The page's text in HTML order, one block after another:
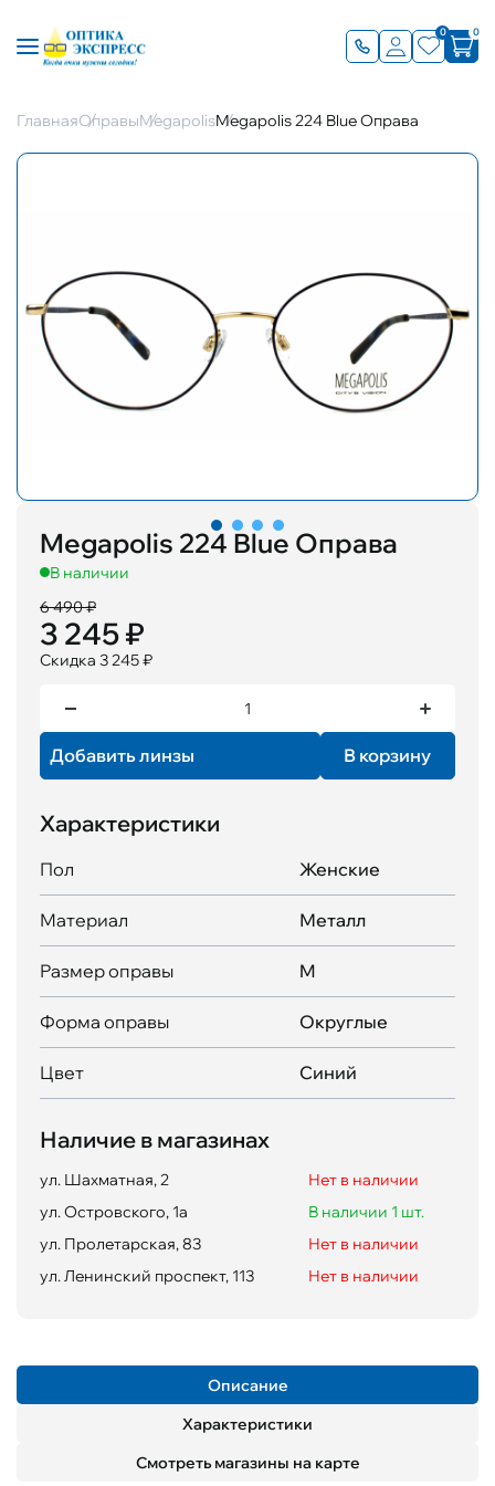
0 0
ГлавнаяОправыMegapolisMegapolis 224 Blue Оправа
Megapolis 224 Blue Оправа
В наличии
6 490 ₽
3 245 ₽
Скидка 3 245 ₽
Добавить линзы В корзину
Характеристики
Пол Женские
Материал Металл
Размер оправы M
Форма оправы Округлые
Цвет Синий
Наличие в магазинах
ул. Шахматная, 2
Нет в наличии
ул. Островского, 1а
В наличии 1 шт.
ул. Пролетарская, 83
Нет в наличии
ул. Ленинский проспект, 113
Нет в наличии
Описание
Характеристики
Смотреть магазины на карте